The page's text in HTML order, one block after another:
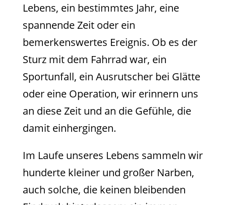
Lebens, ein bestimmtes Jahr, eine
spannende Zeit oder ein
bemerkenswertes Ereignis. Ob es der
Sturz mit dem Fahrrad war, ein
Sportunfall, ein Ausrutscher bei Glätte
oder eine Operation, wir erinnern uns
an diese Zeit und an die Gefühle, die
damit einhergingen.
Im Laufe unseres Lebens sammeln wir
hunderte kleiner und großer Narben,
auch solche, die keinen bleibenden